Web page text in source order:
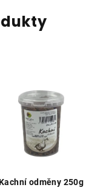
odměny 250g